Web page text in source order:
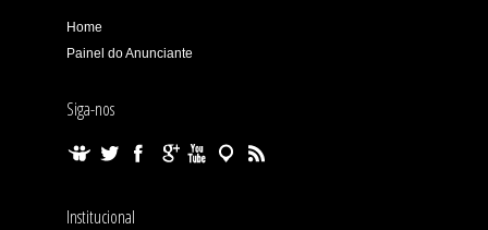
Home
Painel do Anunciante
Siga-nos
Institucional